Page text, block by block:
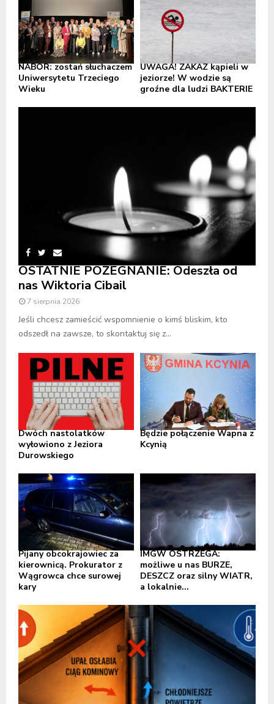
NABÓR: zostań słuchaczem
Uniwersytetu Trzeciego
Wieku
UWAGA! ZAKAZ kąpieli w
jeziorze! W wodzie są
groźne dla ludzi BAKTERIE
OSTATNIE POŻEGNANIE: Odeszła od
nas Wiktoria Cibail
7 sierpnia 2026
Jeśli chcesz zamieścić wspomnienie o kimś bliskim, kto
odszedł na zawsze, to skontaktuj się z...
Dwóch nastolatków
wyłowiono z Jeziora
Durowskiego
Będzie połączenie Wapna z
Kcynią
Pijany obcokrajowiec za
kierownicą. Prokurator z
Wągrowca chce surowej
kary
IMGW OSTRZEGA:
możliwe u nas BURZE,
DESZCZ oraz silny WIATR,
a lokalnie...